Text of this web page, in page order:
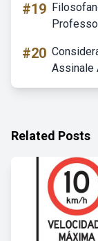
#19
#20
Assinale
Related Posts